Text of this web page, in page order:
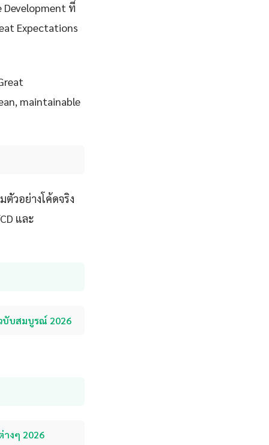
ที่
Expectations
maintainable
วอย่างโค้ดจริง
และ
บับสมบูรณ์ 2026
งๆ 2026